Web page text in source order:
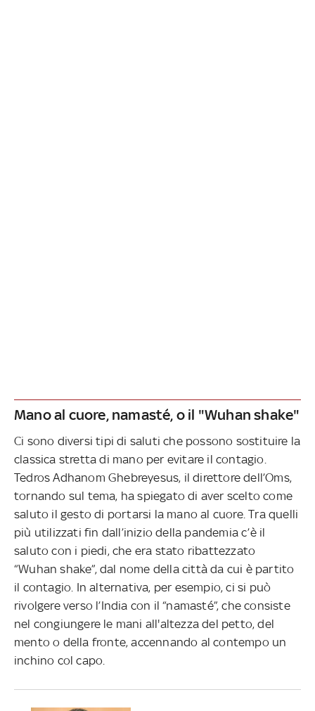
Mano al cuore, namasté, o il "Wuhan shake"
Ci sono diversi tipi di saluti che possono sostituire la
classica stretta di mano per evitare il contagio.
Tedros Adhanom Ghebreyesus, il direttore dell’Oms,
tornando sul tema, ha spiegato di aver scelto come
saluto il gesto di portarsi la mano al cuore. Tra quelli
più utilizzati fin dall’inizio della pandemia c’è il
saluto con i piedi, che era stato ribattezzato
“Wuhan shake”, dal nome della città da cui è partito
il contagio. In alternativa, per esempio, ci si può
rivolgere verso l’India con il “namasté”, che consiste
nel congiungere le mani all'altezza del petto, del
mento o della fronte, accennando al contempo un
inchino col capo.